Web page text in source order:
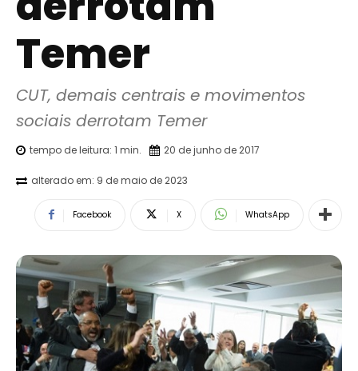
Temer
CUT, demais centrais e movimentos
sociais derrotam Temer
tempo de leitura: 1 min. 20 de junho de 2017
alterado em: 9 de maio de 2023
Facebook X WhatsApp